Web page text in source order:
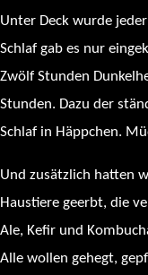
Unter Deck wurde
Schlaf gab es nur
Zwölf Stunden
Stunden. Dazu der
Schlaf in Häppchen.
Und zusätzlich hatten
Haustiere geerbt, die
Ale, Kefir und
Alle wollen gehegt,